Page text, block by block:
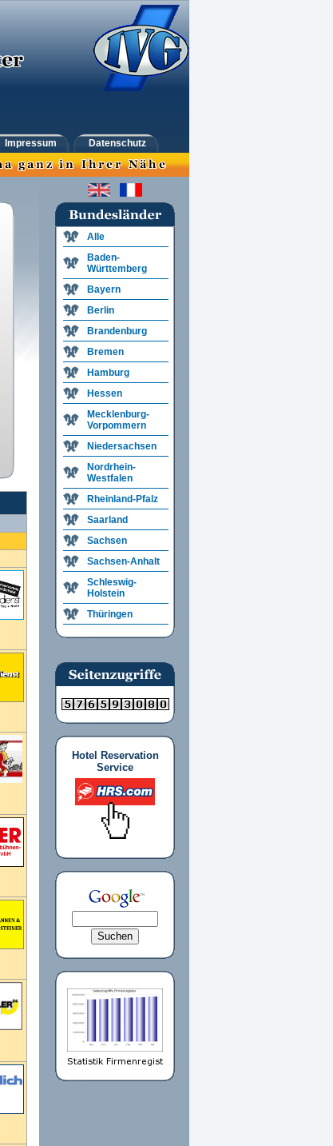
Impressum Datenschutz
Alle
Baden-
Württemberg
Bayern
Berlin
Brandenburg
Bremen
Hamburg
Hessen
Mecklenburg-
Vorpommern
Niedersachsen
Nordrhein-
Westfalen
Rheinland-Pfalz
Saarland
Sachsen
Sachsen-Anhalt
Schleswig-
Holstein
Thüringen
Hotel Reservation
Service